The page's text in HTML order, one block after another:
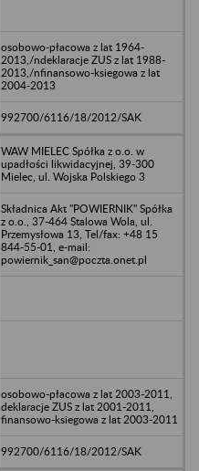
osobowo-płacowa z lat 1964-
2013,/ndeklaracje ZUS z lat 1988-
2013,/nfinansowo-ksiegowa z lat
2004-2013
992700/6116/18/2012/SAK
WAW MIELEC Spółka z o.o. w
upadłości likwidacyjnej, 39-300
Mielec, ul. Wojska Polskiego 3
Składnica Akt "POWIERNIK" Spółka
z o.o., 37-464 Stalowa Wola, ul.
Przemysłowa 13, Tel/fax: +48 15
844-55-01, e-mail:
powiernik_san@poczta.onet.pl
osobowo-płacowa z lat 2003-2011,
deklaracje ZUS z lat 2001-2011,
finansowo-ksiegowa z lat 2003-2011
992700/6116/18/2012/SAK